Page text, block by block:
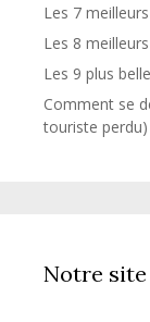
Les 7
Les 8
Les 9 plus
Comment se
touriste perdu)
Notre site